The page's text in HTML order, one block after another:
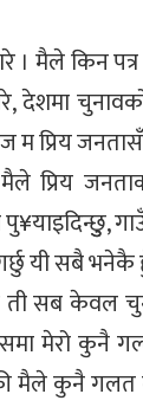
मैले किन पत्र
देशमा
प्रिय
प्रिय
यी सबै
सब केवल
मेरो कुनै
मैले कुनै